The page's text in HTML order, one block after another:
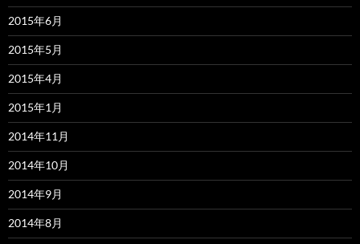
2015年6月
2015年5月
2015年4月
2015年1月
2014年11月
2014年10月
2014年9月
2014年8月